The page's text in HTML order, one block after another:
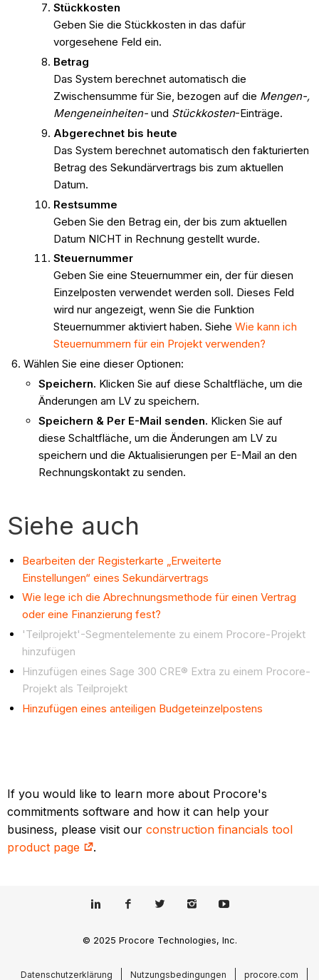
Stückkosten
Geben Sie die Stückkosten in das dafür
vorgesehene Feld ein.
Betrag
Das System berechnet automatisch die
Zwischensumme für Sie, bezogen auf die Mengen-,
Mengeneinheiten-und Stückkosten-Einträge.
Abgerechnet bis heute
Das System berechnet automatisch den fakturierten
Betrag des Sekundärvertrags bis zum aktuellen
Datum.
Restsumme
Geben Sie den Betrag ein, der bis zum aktuellen
Datum NICHT in Rechnung gestellt wurde.
Steuernummer
Geben Sie eine Steuernummer ein, der für diesen
Einzelposten verwendet werden soll. Dieses Feld
wird nur angezeigt, wenn Sie die Funktion
Steuernummer aktiviert haben. Siehe Wie kann ich
Steuernummern für ein Projekt verwenden?
Wählen Sie eine dieser Optionen:
Speichern. Klicken Sie auf diese Schaltfläche, um die
Änderungen am LV zu speichern.
Speichern & Per E-Mail senden. Klicken Sie auf
diese Schaltfläche, um die Änderungen am LV zu
speichern und die Aktualisierungen per E-Mail an den
Rechnungskontakt zu senden.
Siehe auch
Bearbeiten der Registerkarte „Erweiterte
Einstellungen“ eines Sekundärvertrags
Wie lege ich die Abrechnungsmethode für einen Vertrag
oder eine Finanzierung fest?
'Teilprojekt'-Segmentelemente zu einem Procore-Projekt
hinzufügen
Hinzufügen eines Sage 300 CRE® Extra zu einem Procore-
Projekt als Teilprojekt
Hinzufügen eines anteiligen Budgeteinzelpostens
If you would like to learn more about Procore's
commitments software and how it can help your
business, please visit ourconstruction financials tool
product page
.
© 2025 Procore Technologies, Inc.
Datenschutzerklärung Nutzungsbedingungen procore.com